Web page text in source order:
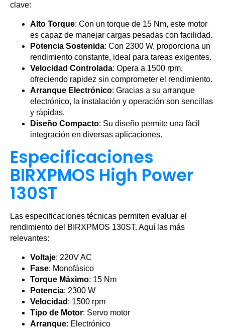
clave:
Alto Torque: Con un torque de 15 Nm, este motor
es capaz de manejar cargas pesadas con facilidad.
Potencia Sostenida: Con 2300 W, proporciona un
rendimiento constante, ideal para tareas exigentes.
Velocidad Controlada: Opera a 1500 rpm,
ofreciendo rapidez sin comprometer el rendimiento.
Arranque Electrónico: Gracias a su arranque
electrónico, la instalación y operación son sencillas
y rápidas.
Diseño Compacto: Su diseño permite una fácil
integración en diversas aplicaciones.
Especificaciones
BIRXPMOS High Power
130ST
Las especificaciones técnicas permiten evaluar el
rendimiento del BIRXPMOS 130ST. Aquí las más
relevantes:
Voltaje: 220V AC
Fase: Monofásico
Torque Máximo: 15 Nm
Potencia: 2300 W
Velocidad : 1500 rpm
Tipo de Motor: Servo motor
Arranque: Electrónico